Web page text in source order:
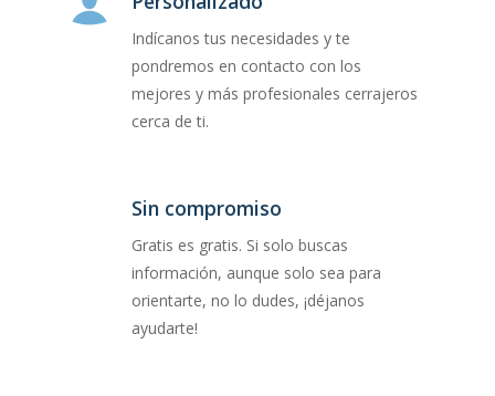
Indícanos tus necesidades y te
pondremos en contacto con los
mejores y más profesionales cerrajeros
cerca de ti.
Sin compromiso
Gratis es gratis. Si solo buscas
información, aunque solo sea para
orientarte, no lo dudes, ¡déjanos
ayudarte!